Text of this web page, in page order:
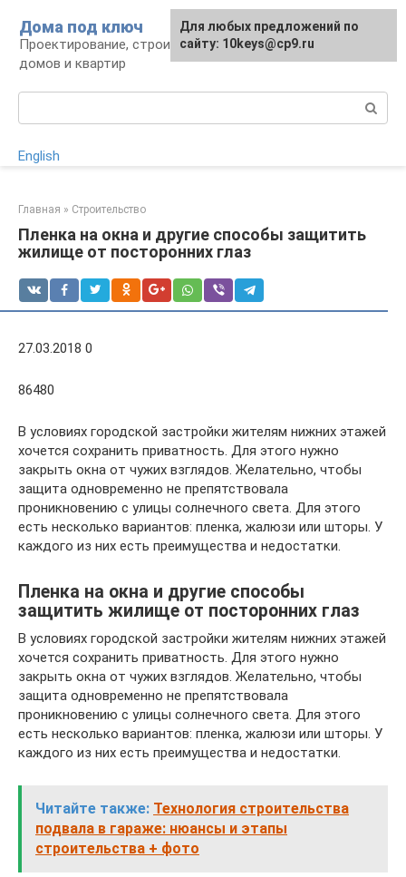
контенту
Дома под ключ
Проектирование, строительство и отделка
домов и квартир
English
Главная » Строительство
Пленка на окна и другие способы защитить
жилище от посторонних глаз
27.03.2018 0
86480
В условиях городской застройки жителям нижних этажей
хочется сохранить приватность. Для этого нужно
закрыть окна от чужих взглядов. Желательно, чтобы
защита одновременно не препятствовала
проникновению с улицы солнечного света. Для этого
есть несколько вариантов: пленка, жалюзи или шторы. У
каждого из них есть преимущества и недостатки.
Пленка на окна и другие способы
защитить жилище от посторонних глаз
В условиях городской застройки жителям нижних этажей
хочется сохранить приватность. Для этого нужно
закрыть окна от чужих взглядов. Желательно, чтобы
защита одновременно не препятствовала
проникновению с улицы солнечного света. Для этого
есть несколько вариантов: пленка, жалюзи или шторы. У
каждого из них есть преимущества и недостатки.
Читайте также: Технология строительства
подвала в гараже: нюансы и этапы
строительства + фото
Для любых предложений по
сайту: 10keys@cp9.ru